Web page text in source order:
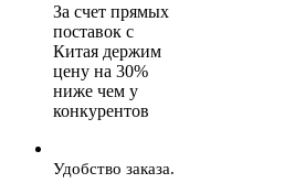
За счет прямых
поставок с
Китая держим
цену на 30%
ниже чем у
конкурентов
Удобство заказа.